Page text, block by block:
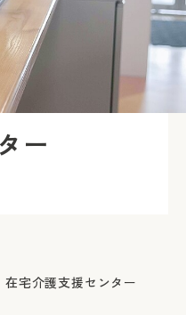
ー
在宅介護支援センター